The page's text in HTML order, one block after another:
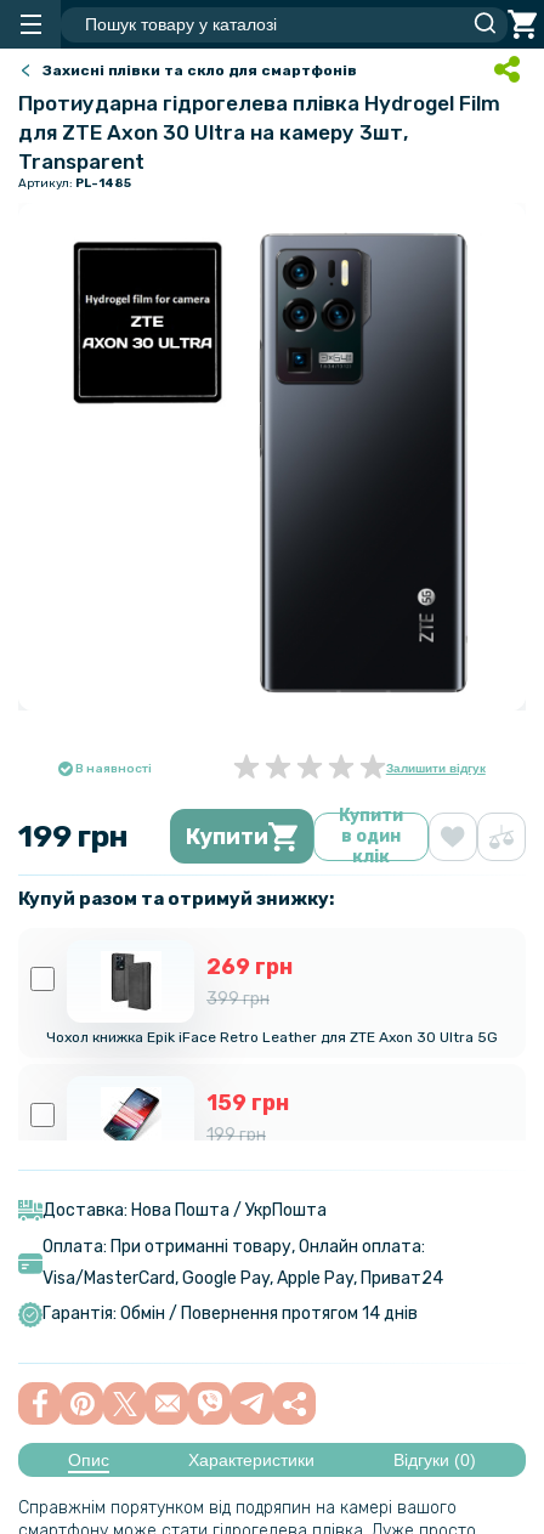
Захисні плівки та скло для смартфонів
Протиударна гідрогелева плівка Hydrogel Film
для ZTE Axon 30 Ultra на камеру 3шт,
Transparent
Артикул: PL-1485
В наявності Залишити відгук
199 грн Купити
Купити
в один
клік
Купуй разом та отримуй знижку:
269 грн
399 грн
Чохол книжка Epik iFace Retro Leather для ZTE Axon 30 Ultra 5G
159 грн
199 грн
Протиударна гідрогелева плівка Hydrogel Film для Xiaomi Redmi
Доставка: Нова Пошта / УкрПошта
Оплата: При отриманні товару, Онлайн оплата:
Visa/MasterСard, Google Pay, Apple Pay, Приват24
Гарантія: Обмін / Повернення протягом 14 днів
Опис Характеристики Відгуки (0)
Справжнім порятунком від подряпин на камері вашого